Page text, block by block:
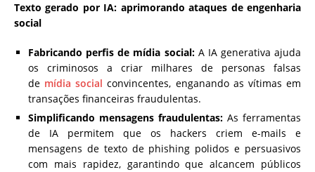
Texto gerado por IA: aprimorando ataques de engenharia
social
Fabricando perfis de mídia social:A IA generativa ajuda
os criminosos a criar milhares de personas falsas
de mídia socialconvincentes, enganando as vítimas em
transações financeiras fraudulentas.
Simplificando mensagens fraudulentas: As ferramentas
de IA permitem que os hackers criem e-mails e
mensagens de texto de phishing polidos e persuasivos
com mais rapidez, garantindo que alcancem públicos